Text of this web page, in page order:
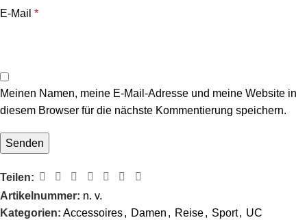
E-Mail *
Meinen Namen, meine E-Mail-Adresse und meine Website in
diesem Browser für die nächste Kommentierung speichern.
Teilen:
Artikelnummer: n. v.
Kategorien: Accessoires, Damen , Reise, Sport, UC